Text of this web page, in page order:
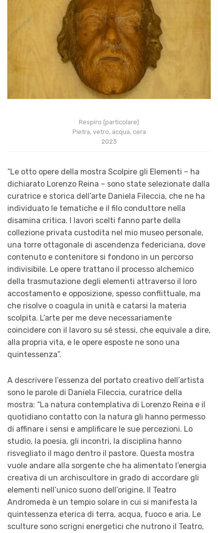
Respiro (particolare)
Pietra, vetro, acqua, cera
2023
“Le otto opere della mostra Scolpire gli Elementi – ha
dichiarato Lorenzo Reina – sono state selezionate dalla
curatrice e storica dell’arte Daniela Fileccia, che ne ha
individuato le tematiche e il filo conduttore nella
disamina critica. I lavori scelti fanno parte della
collezione privata custodita nel mio museo personale,
una torre ottagonale di ascendenza federiciana, dove
contenuto e contenitore si fondono in un percorso
indivisibile. Le opere trattano il processo alchemico
della trasmutazione degli elementi attraverso il loro
accostamento e opposizione, spesso conflittuale, ma
che risolve o coagula in unità e catarsi la materia
scolpita. L’arte per me deve necessariamente
coincidere con il lavoro su sé stessi, che equivale a dire,
alla propria vita, e le opere esposte ne sono una
quintessenza”.
A descrivere l’essenza del portato creativo dell’artista
sono le parole di Daniela Fileccia, curatrice della
mostra: “La natura contemplativa di Lorenzo Reina e il
quotidiano contatto con la natura gli hanno permesso
di affinare i sensi e amplificare le sue percezioni. Lo
studio, la poesia, gli incontri, la disciplina hanno
risvegliato il mago dentro il pastore. Questa mostra
vuole andare alla sorgente che ha alimentato l’energia
creativa di un archiscultore in grado di accordare gli
elementi nell’unico suono dell’origine. Il Teatro
Andromeda è un tempio solare in cui si manifesta la
quintessenza eterica di terra, acqua, fuoco e aria. Le
sculture sono scrigni energetici che nutrono il Teatro,